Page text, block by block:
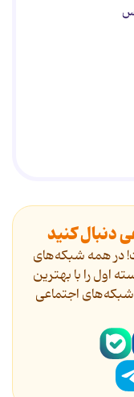
دنبال کنید
در همه شبکه‌های
اول را با بهترین
شبکه‌های اجتماعی